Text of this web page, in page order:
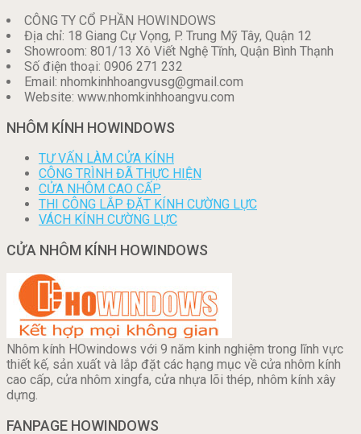
CÔNG TY CỔ PHẦN HOWINDOWS
Địa chỉ: 18 Giang Cự Vọng, P. Trung Mỹ Tây, Quận 12
Showroom: 801/13 Xô Viết Nghệ Tĩnh, Quận Bình Thạnh
Số điện thoại: 0906 271 232
Email: nhomkinhhoangvusg@gmail.com
Website: www.nhomkinhhoangvu.com
NHÔM KÍNH HOWINDOWS
TƯ VẤN LÀM CỬA KÍNH
CÔNG TRÌNH ĐÃ THỰC HIỆN
CỬA NHÔM CAO CẤP
THI CÔNG LẮP ĐẶT KÍNH CƯỜNG LỰC
VÁCH KÍNH CƯỜNG LỰC
CỬA NHÔM KÍNH HOWINDOWS
Nhôm kính HOwindows với 9 năm kinh nghiệm trong lĩnh vực
thiết kế, sản xuất và lắp đặt các hạng mục về cửa nhôm kính
cao cấp, cửa nhôm xingfa, cửa nhựa lõi thép, nhôm kính xây
dựng.
FANPAGE HOWINDOWS